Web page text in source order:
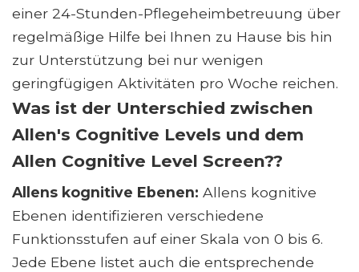
einer 24-Stunden-Pflegeheimbetreuung über
regelmäßige Hilfe bei Ihnen zu Hause bis hin
zur Unterstützung bei nur wenigen
geringfügigen Aktivitäten pro Woche reichen.
Was ist der Unterschied zwischen
Allen's Cognitive Levels und dem
Allen Cognitive Level Screen??
Allens kognitive Ebenen: Allens kognitive
Ebenen identifizieren verschiedene
Funktionsstufen auf einer Skala von 0 bis 6.
Jede Ebene listet auch die entsprechende